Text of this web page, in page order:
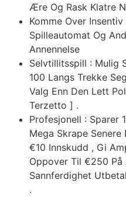
Ære Og Rask Klatre
Komme Over
Spilleautomat Og
Annennelse
Selvtillitsspill : Mulig
100 Langs Trekke
Valg Enn Den Lett
Terzetto ] .
Profesjonell : Sparer
Mega Skrape
€10 Innskudd , Gi
Oppover Til €250
Sannferdighet
.